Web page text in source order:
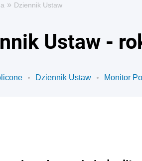
» Dziennik Ustaw
Ustaw -
Dziennik Ustaw Monitor